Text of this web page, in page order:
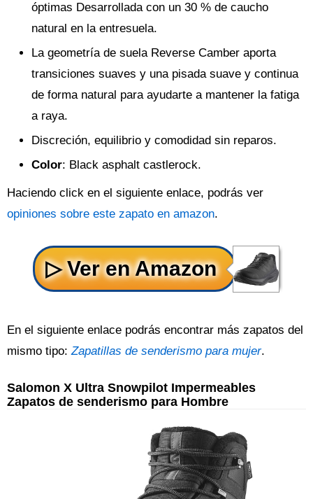
óptimas Desarrollada con un 30 % de caucho
natural en la entresuela.
La geometría de suela Reverse Camber aporta
transiciones suaves y una pisada suave y continua
de forma natural para ayudarte a mantener la fatiga
a raya.
Discreción, equilibrio y comodidad sin reparos.
Color: Black asphalt castlerock.
Haciendo click en el siguiente enlace, podrás ver
opiniones sobre este zapato en amazon.
En el siguiente enlace podrás encontrar más zapatos del
mismo tipo:Zapatillas de senderismo para mujer.
Salomon X Ultra Snowpilot Impermeables
Zapatos de senderismo para Hombre